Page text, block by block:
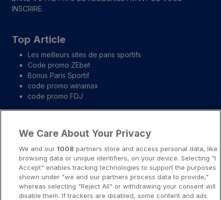
INSCRIRE.
Top Article
Les meilleurs sites de paris sportifs
Code promo ZEbet
Bonus Paris Sportif
code promo winamax
code promo FDJ
Liens importants
A propos
Notice légale
Presse-Recrutement-Partenariat
Politique de confidentialité
We Care About Your Privacy
We and our 1008 partners store and access personal data, like
browsing data or unique identifiers, on your device. Selecting "I
Accept" enables tracking technologies to support the purposes
shown under "we and our partners process data to provide,"
whereas selecting "Reject All" or withdrawing your consent will
disable them. If trackers are disabled, some content and ads